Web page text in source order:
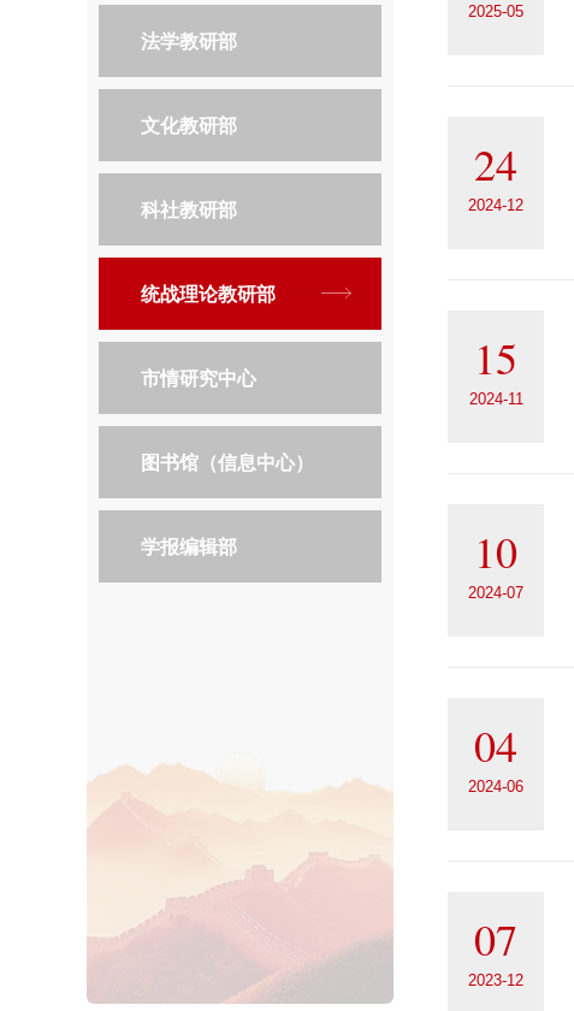
法学教研部
文化教研部
科社教研部
统战理论教研部
市情研究中心
图书馆（信息中心）
学报编辑部
2025-05
24
2024-12
15
2024-11
10
2024-07
04
2024-06
07
2023-12